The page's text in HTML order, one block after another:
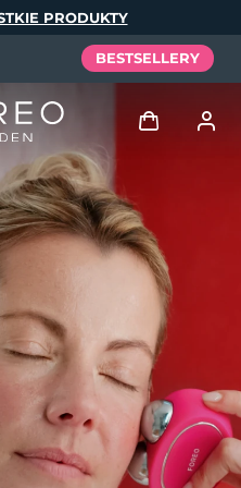
PRODUKTY
BESTSELLERY
Profil użytkownika
Moje urządzenia
Moje zamówienia
Moje adresy
Moje subskrypcje
Elixir
Español
Português
Русский
繁體中文